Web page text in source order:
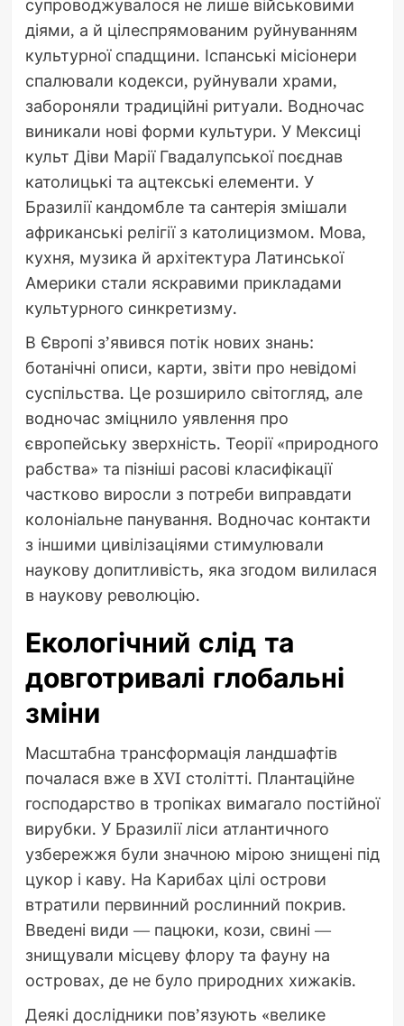
супроводжувалося не лише військовими
діями, а й цілеспрямованим руйнуванням
культурної спадщини. Іспанські місіонери
спалювали кодекси, руйнували храми,
забороняли традиційні ритуали. Водночас
виникали нові форми культури. У Мексиці
культ Діви Марії Гвадалупської поєднав
католицькі та ацтекські елементи. У
Бразилії кандомбле та сантерія змішали
африканські релігії з католицизмом. Мова,
кухня, музика й архітектура Латинської
Америки стали яскравими прикладами
культурного синкретизму.
В Європі з’явився потік нових знань:
ботанічні описи, карти, звіти про невідомі
суспільства. Це розширило світогляд, але
водночас зміцнило уявлення про
європейську зверхність. Теорії «природного
рабства» та пізніші расові класифікації
частково виросли з потреби виправдати
колоніальне панування. Водночас контакти
з іншими цивілізаціями стимулювали
наукову допитливість, яка згодом вилилася
в наукову революцію.
Екологічний слід та
довготривалі глобальні
зміни
Масштабна трансформація ландшафтів
почалася вже в XVI столітті. Плантаційне
господарство в тропіках вимагало постійної
вирубки. У Бразилії ліси атлантичного
узбережжя були значною мірою знищені під
цукор і каву. На Карибах цілі острови
втратили первинний рослинний покрив.
Введені види — пацюки, кози, свині —
знищували місцеву флору та фауну на
островах, де не було природних хижаків.
Деякі дослідники пов’язують «велике